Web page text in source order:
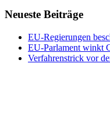
Neueste Beiträge
EU-Regierungen
EU-Parlament winkt
Verfahrenstrick vor